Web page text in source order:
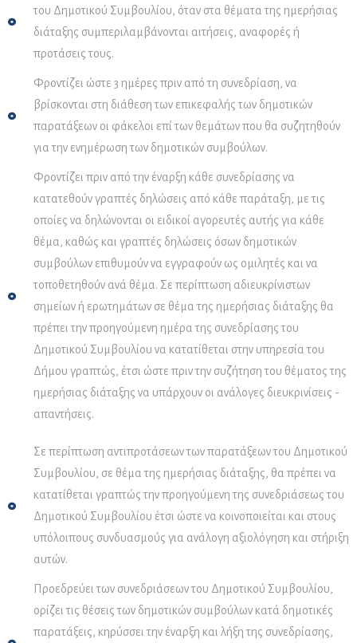
του Δημοτικού Συμβουλίου, όταν στα θέματα της ημερήσιας
διάταξης συμπεριλαμβάνονται αιτήσεις, αναφορές ή
προτάσεις τους.
Φροντίζει ώστε 3 ημέρες πριν από τη συνεδρίαση, να
βρίσκονται στη διάθεση των επικεφαλής των δημοτικών
παρατάξεων οι φάκελοι επί των θεμάτων που θα συζητηθούν
για την ενημέρωση των δημοτικών συμβούλων.
Φροντίζει πριν από την έναρξη κάθε συνεδρίασης να
κατατεθούν γραπτές δηλώσεις από κάθε παράταξη, με τις
οποίες να δηλώνονται οι ειδικοί αγορευτές αυτής για κάθε
θέμα, καθώς και γραπτές δηλώσεις όσων δημοτικών
συμβούλων επιθυμούν να εγγραφούν ως ομιλητές και να
τοποθετηθούν ανά θέμα. Σε περίπτωση αδιευκρίνιστων
σημείων ή ερωτημάτων σε θέμα της ημερήσιας διάταξης θα
πρέπει την προηγούμενη ημέρα της συνεδρίασης του
Δημοτικού Συμβουλίου να κατατίθεται στην υπηρεσία του
Δήμου γραπτώς, έτσι ώστε πριν την συζήτηση του θέματος της
ημερήσιας διάταξης να υπάρχουν οι ανάλογες διευκρινίσεις -
απαντήσεις.
Σε περίπτωση αντιπροτάσεων των παρατάξεων του Δημοτικού
Συμβουλίου, σε θέμα της ημερήσιας διάταξης, θα πρέπει να
κατατίθεται γραπτώς την προηγούμενη της συνεδριάσεως του
Δημοτικού Συμβουλίου έτσι ώστε να κοινοποιείται και στους
υπόλοιπους συνδυασμούς για ανάλογη αξιολόγηση και στήριξη
αυτών.
Προεδρεύει των συνεδριάσεων του Δημοτικού Συμβουλίου,
ορίζει τις θέσεις των δημοτικών συμβούλων κατά δημοτικές
παρατάξεις, κηρύσσει την έναρξη και λήξη της συνεδρίασης,
Μπορείτε να συνομιλήσετε μαζί μου κιεδώ